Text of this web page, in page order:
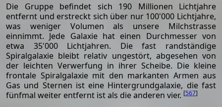
Die Gruppe befindet sich 190 Millionen Lichtjahre
entfernt und erstreckt sich über nur 100'000 Lichtjahre,
was weniger Volumen als unsere Milchstrasse
einnimmt. Jede Galaxie hat einen Durchmesser von
etwa 35'000 Lichtjahren. Die fast randständige
Spiralgalaxie bleibt relativ ungestört, abgesehen von
der leichten Verwerfung in ihrer Scheibe. Die kleine
frontale Spiralgalaxie mit den markanten Armen aus
Gas und Sternen ist eine Hintergrundgalaxie, die fast
fünfmal weiter entfernt ist als die anderen vier. [567]